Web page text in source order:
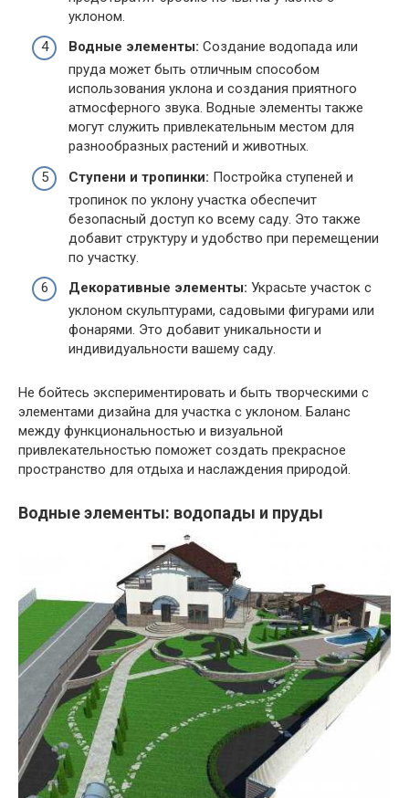
уклоном.
Водные элементы: Создание водопада или
пруда может быть отличным способом
использования уклона и создания приятного
атмосферного звука. Водные элементы также
могут служить привлекательным местом для
разнообразных растений и животных.
Ступени и тропинки: Постройка ступеней и
тропинок по уклону участка обеспечит
безопасный доступ ко всему саду. Это также
добавит структуру и удобство при перемещении
по участку.
Декоративные элементы: Украсьте участок с
уклоном скульптурами, садовыми фигурами или
фонарями. Это добавит уникальности и
индивидуальности вашему саду.
Не бойтесь экспериментировать и быть творческими с
элементами дизайна для участка с уклоном. Баланс
между функциональностью и визуальной
привлекательностью поможет создать прекрасное
пространство для отдыха и наслаждения природой.
Водные элементы: водопады и пруды